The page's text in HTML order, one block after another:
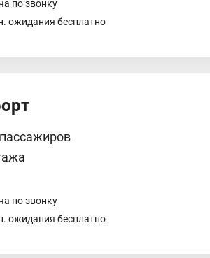
по звонку
ожидания бесплатно
по звонку
ожидания бесплатно